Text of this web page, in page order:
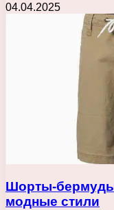
04.04.2025
Шорты-
модные стили